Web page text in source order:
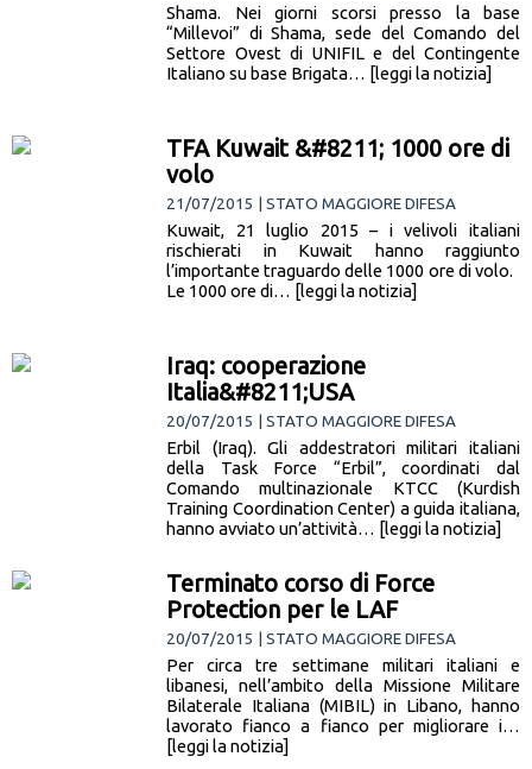
Shama. Nei giorni scorsi presso la base
“Millevoi” di Shama, sede del Comando del
Settore Ovest di UNIFIL e del Contingente
Italiano su base Brigata… [leggi la notizia]
TFA Kuwait &#8211; 1000 ore di
volo
21/07/2015 | STATO MAGGIORE DIFESA
Kuwait, 21 luglio 2015 – i velivoli italiani
rischierati in Kuwait hanno raggiunto
l’importante traguardo delle 1000 ore di volo.
Le 1000 ore di… [leggi la notizia]
Iraq: cooperazione
Italia&#8211;USA
20/07/2015 | STATO MAGGIORE DIFESA
Erbil (Iraq). Gli addestratori militari italiani
della Task Force “Erbil”, coordinati dal
Comando multinazionale KTCC (Kurdish
Training Coordination Center) a guida italiana,
hanno avviato un’attività… [leggi la notizia]
Terminato corso di Force
Protection per le LAF
20/07/2015 | STATO MAGGIORE DIFESA
Per circa tre settimane militari italiani e
libanesi, nell’ambito della Missione Militare
Bilaterale Italiana (MIBIL) in Libano, hanno
lavorato fianco a fianco per migliorare i…
[leggi la notizia]